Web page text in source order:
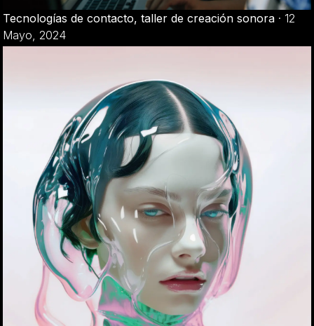
Tecnologías de contacto, taller de creación sonora · 12
Mayo, 2024